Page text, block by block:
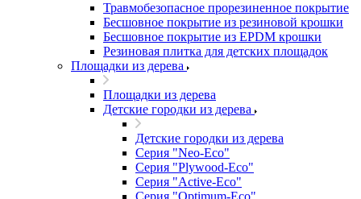
Травмобезопасное прорезиненное покрытие
Бесшовное покрытие из резиновой крошки
Бесшовное покрытие из EPDM крошки
Резиновая плитка для детских площадок
Площадки из дерева
Площадки из дерева
Детские городки из дерева
Детские городки из дерева
Серия "Neo-Eco"
Серия "Plywood-Eco"
Серия "Active-Eco"
Серия "Оptimum-Еco"